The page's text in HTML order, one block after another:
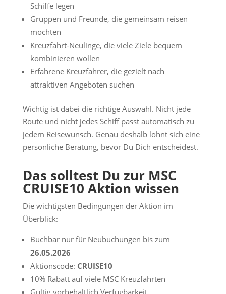
Schiffe legen
Gruppen und Freunde, die gemeinsam reisen
möchten
Kreuzfahrt-Neulinge, die viele Ziele bequem
kombinieren wollen
Erfahrene Kreuzfahrer, die gezielt nach
attraktiven Angeboten suchen
Wichtig ist dabei die richtige Auswahl. Nicht jede
Route und nicht jedes Schiff passt automatisch zu
jedem Reisewunsch. Genau deshalb lohnt sich eine
persönliche Beratung, bevor Du Dich entscheidest.
Das solltest Du zur MSC
CRUISE10 Aktion wissen
Die wichtigsten Bedingungen der Aktion im
Überblick:
Buchbar nur für Neubuchungen bis zum
26.05.2026
Aktionscode: CRUISE10
10% Rabatt auf viele MSC Kreuzfahrten
Gültig vorbehaltlich Verfügbarkeit